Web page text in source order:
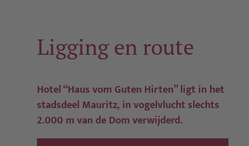
Ligging en route
Hotel “Haus vom Guten Hirten” ligt in het
stadsdeel Mauritz, in vogelvlucht slechts
2.000 m van de Dom verwijderd.